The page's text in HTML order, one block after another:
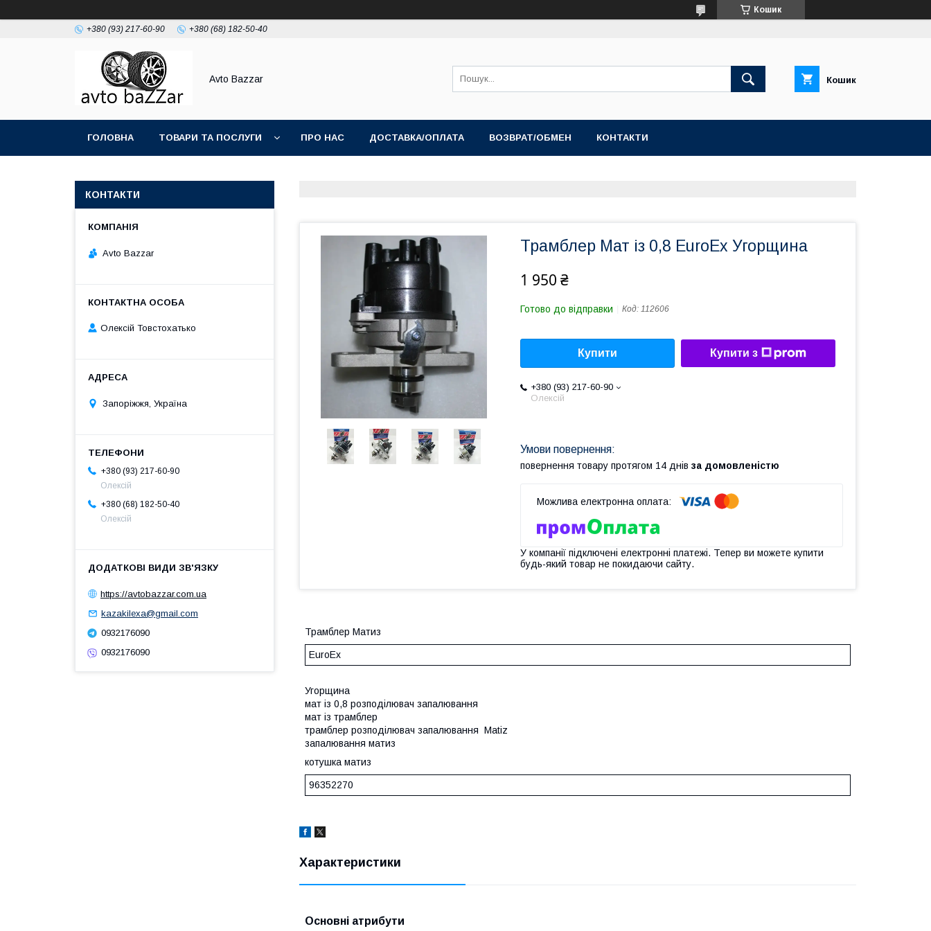
Кошик
+380 (93) 217-60-90 +380 (68) 182-50-40
Avto Bazzar Кошик
ГОЛОВНА ТОВАРИ ТА ПОСЛУГИ ПРО НАС ДОСТАВКА/ОПЛАТА ВОЗВРАТ/ОБМЕН КОНТАКТИ
Трамблер Мат із 0,8 EuroEx Угорщина
1 950 ₴
Готово до відправки Код: 112606
Купити Купити з
+380 (93) 217-60-90
Олексій
повернення товару протягом 14 днів за домовленістю
У компанії підключені електронні платежі. Тепер ви можете купити
будь-який товар не покидаючи сайту.
Трамблер Матиз
EuroEx
Угорщина
мат із 0,8 розподілювач запалювання
мат із трамблер
трамблер розподілювач запалювання Matiz
запалювання матиз
котушка матиз
96352270
Характеристики
Основні атрибути
КОНТАКТИ
Avto Bazzar
Олексій Товстохатько
Запоріжжя, Україна
+380 (93) 217-60-90
Олексій
+380 (68) 182-50-40
Олексій
https://avtobazzar.com.ua
kazakilexa@gmail.com
0932176090
0932176090